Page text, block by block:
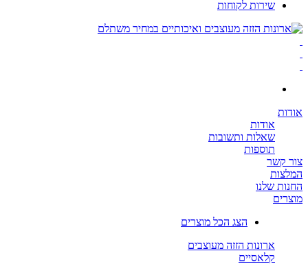
שירות לקוחות
אודות
שאלות ותשובות
תוספות
קשר
שלנו
הצג הכל מוצרים
ארונות הזזה מעוצבים
קלאסיים